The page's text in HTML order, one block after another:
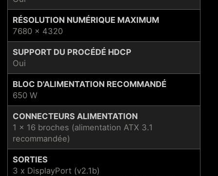
RÉSOLUTION NUMÉRIQUE MAXIMUM
7680 x 4320
SUPPORT DU PROCÉDÉ HDCP
Oui
BLOC D'ALIMENTATION RECOMMANDÉ
650 W
CONNECTEURS ALIMENTATION
1 x 16 broches (alimentation ATX 3.1
recommandée)
SORTIES
3 x DisplayPort (v2.1b)